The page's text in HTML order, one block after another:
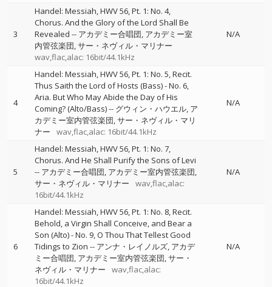
3
Handel: Messiah, HWV 56, Pt. 1: No. 4,
Chorus. And the Glory of the Lord Shall Be
Revealed -- アカデミー合唱団 アカデミー室
内管弦楽団 サー・ネヴィル・マリナー
wav,flac,alac: 16bit/44.1kHz
N/A
4
Handel: Messiah, HWV 56, Pt. 1: No. 5, Recit.
Thus Saith the Lord of Hosts (Bass) - No. 6,
Aria. But Who May Abide the Day of His
Coming? (Alto/Bass)-- グウィン・ハウエル ア
カデミー室内管弦楽団 サー・ネヴィル・マリ
ナー
wav,flac,alac: 16bit/44.1kHz
N/A
5
Handel: Messiah, HWV 56, Pt. 1: No. 7,
Chorus. And He Shall Purify the Sons of Levi
-- アカデミー合唱団 アカデミー室内管弦楽団
サー・ネヴィル・マリナー
wav,flac,alac:
16bit/44.1kHz
N/A
6
Handel: Messiah, HWV 56, Pt. 1: No. 8, Recit.
Behold, a Virgin Shall Conceive, and Bear a
Son (Alto) - No. 9, O Thou That Tellest Good
Tidings to Zion -- アンナ・レイノルズ アカデ
ミー合唱団 アカデミー室内管弦楽団 サー・
ネヴィル・マリナー
wav,flac,alac:
16bit/44.1kHz
N/A